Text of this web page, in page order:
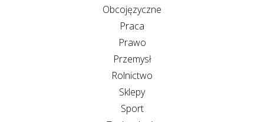
Obcojęzyczne
Praca
Prawo
Przemysł
Rolnictwo
Sklepy
Sport